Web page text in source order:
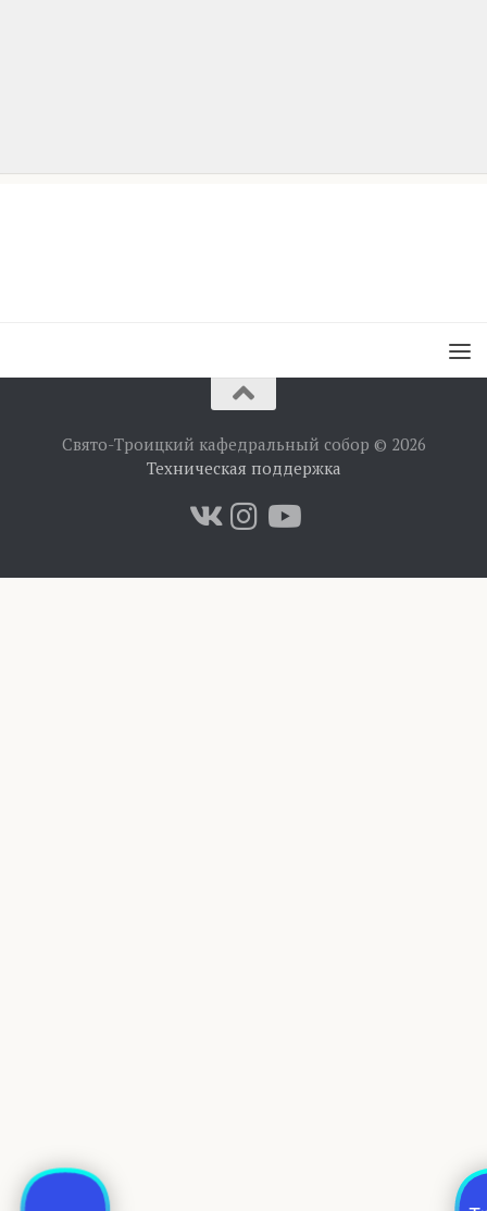
Свято-Троицкий кафедральный собор © 2026
Техническая поддержка